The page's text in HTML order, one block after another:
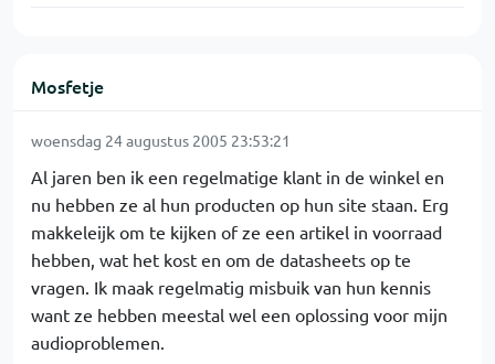
Mosfetje
woensdag 24 augustus 2005 23:53:21
Al jaren ben ik een regelmatige klant in de winkel en
nu hebben ze al hun producten op hun site staan. Erg
makkeleijk om te kijken of ze een artikel in voorraad
hebben, wat het kost en om de datasheets op te
vragen. Ik maak regelmatig misbuik van hun kennis
want ze hebben meestal wel een oplossing voor mijn
audioproblemen.